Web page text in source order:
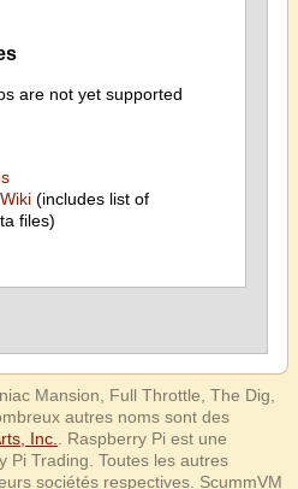
are not yet supported
(includes list of
files)
Mansion, Full Throttle, The Dig,
autres noms sont des
Inc.
. Raspberry Pi est une
Pi Trading. Toutes les autres
sociétés respectives. ScummVM